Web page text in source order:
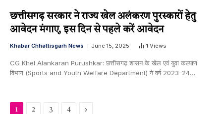
छत्तीसगढ़ सरकार ने राज्य खेल अलंकरण पुरस्कारों हेतु
आवेदन मंगाए, इस दिन से पहले करें आवेदन
Khabar Chhattisgarh News June 15, 2025 1 Views
CG Khel Alankaran Purushkar: छत्तीसगढ़ शासन के खेल एवं युवा कल्याण
विभाग (Sports and Youth Welfare Department) ने वर्ष 2023-24…
1 2 3 4 Next